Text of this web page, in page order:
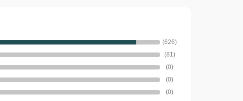
(626)
(81)
(0)
(0)
(0)